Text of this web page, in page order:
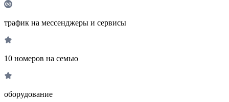
трафик на мессенджеры и сервисы
10 номеров на семью
оборудование